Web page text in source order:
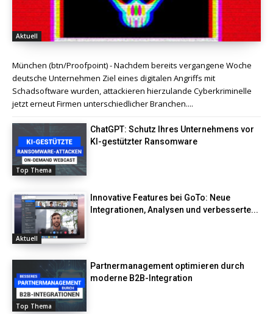
Aktuell
München (btn/Proofpoint) - Nachdem bereits vergangene Woche
deutsche Unternehmen Ziel eines digitalen Angriffs mit
Schadsoftware wurden, attackieren hierzulande Cyberkriminelle
jetzt erneut Firmen unterschiedlicher Branchen....
Top Thema
ChatGPT: Schutz Ihres Unternehmens vor
KI-gestützter Ransomware
Aktuell
Innovative Features bei GoTo: Neue
Integrationen, Analysen und verbesserte...
Top Thema
Partnermanagement optimieren durch
moderne B2B-Integration